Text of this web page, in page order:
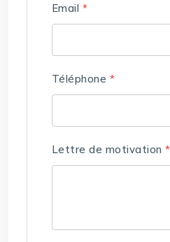
Email *
Téléphone *
Lettre de motivation*